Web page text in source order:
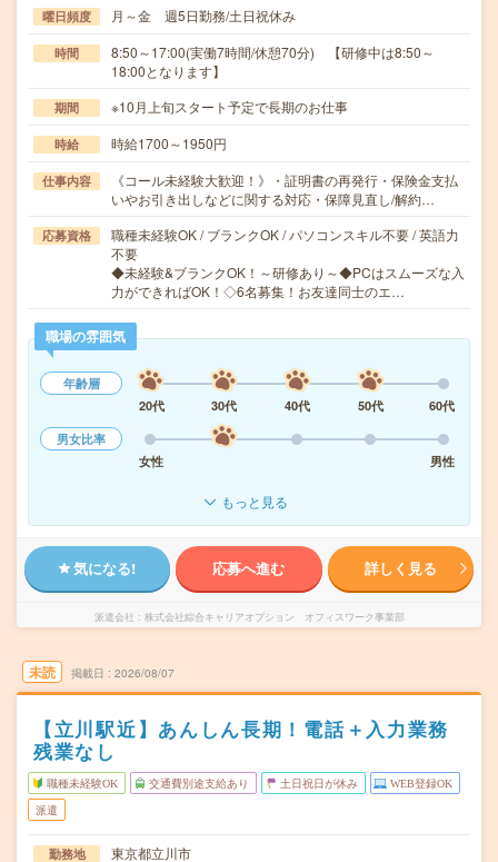
曜日頻度 月～金 週5日勤務/土日祝休み
時間
8:50～17:00(実働7時間/休憩70分) 【研修中は8:50～
18:00となります】
期間 ※10月上旬スタート予定で長期のお仕事
時給 時給1700～1950円
仕事内容
《コール未経験大歓迎！》・証明書の再発行・保険金支払
いやお引き出しなどに関する対応・保障見直し/解約…
応募資格
職種未経験OK / ブランクOK / パソコンスキル不要 / 英語力
不要
◆未経験&ブランクOK！～研修あり～◆PCはスムーズな入
力ができればOK！◇6名募集！お友達同士のエ…
職場の雰囲気
年齢層
20代
30代 40代 50代
60代
男女比率
女性
男性
もっと見る
気になる! 応募へ進む 詳しく見る
派遣会社 株式会社綜合キャリアオプション オフィスワーク事業部
未読 掲載日 2026/08/07
【立川駅近】あんしん長期！電話＋入力業務
残業なし
職種未経験OK 交通費別途支給あり 土日祝日が休み WEB登録OK
派遣
勤務地 東京都立川市